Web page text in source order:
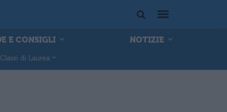
E CONSIGLI
NOTIZIE
Classi di Laurea